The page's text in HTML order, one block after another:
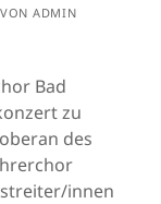
ADMIN
Bad
zu
des
innen